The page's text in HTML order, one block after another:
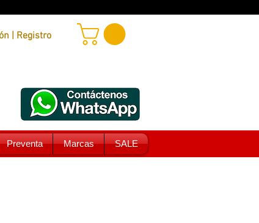
Iniciar sesión | Registro
Preventa Marcas SALE